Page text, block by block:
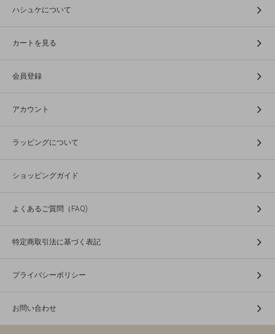
ハシュケについて
カートを見る
会員登録
アカウント
ラッピングについて
ショッピングガイド
よくあるご質問（FAQ)
特定商取引法に基づく表記
プライバシーポリシー
お問い合わせ